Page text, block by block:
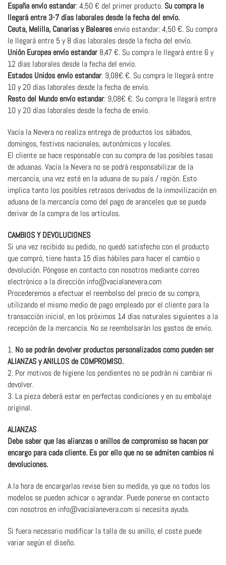
España envío estandar: 4,50 € del primer producto. Su compra le
llegará entre 3-7 días laborales desde la fecha del envío.
Ceuta, Melilla, Canarias y Baleares envío estandar: 4,50 €. Su compra
le llegará entre 5 y 8 días laborales desde la fecha del envío.
Unión Europea envío estandar 8,47 €. Su compra le llegará entre 6 y
12 días laborales desde la fecha del envío.
Estados Unidos envío estandar: 9,08€ €. Su compra le llegará entre
10 y 20 días laborales desde la fecha de envío.
Resto del Mundo envío estandar: 9,08€ €. Su compra le llegará entre
10 y 20 días laborales desde la fecha de envío.
Vacía la Nevera no realiza entrega de productos los sábados,
domingos, festivos nacionales, autonómicos y locales.
El cliente se hace responsable con su compra de las posibles tasas
de aduanas. Vacía la Nevera no se podrá responsabilizar de la
mercancía, una vez esté en la aduana de su país / región. Esto
implica tanto los posibles retrasos derivados de la inmovilización en
aduana de la mercancía como del pago de aranceles que se pueda
derivar de la compra de los artículos.
CAMBIOS Y DEVOLUCIONES
Si una vez recibido su pedido, no quedó satisfecho con el producto
que compró, tiene hasta 15 días hábiles para hacer el cambio o
devolución. Póngase en contacto con nosotros mediante correo
electrónico a la dirección info@vacialanevera.com
Procederemos a efectuar el reembolso del precio de su compra,
utilizando el mismo medio de pago empleado por el cliente para la
transacción inicial, en los próximos 14 días naturales siguientes a la
recepción de la mercancía. No se reembolsarán los gastos de envío.
1. No se podrán devolver productos personalizados como pueden ser
ALIANZAS y ANILLOS de COMPROMISO.
2. Por motivos de higiene los pendientes no se podrán ni cambiar ni
devolver.
3. La pieza deberá estar en perfectas condiciones y en su embalaje
original.
ALIANZAS
Debe saber que las alianzas o anillos de compromiso se hacen por
encargo para cada cliente. Es por ello que no se admiten cambios ni
devoluciones.
A la hora de encargarlas revise bien su medida, ya que no todos los
modelos se pueden achicar o agrandar. Puede ponerse en contacto
con nosotros en info@vacialanevera.com si necesita ayuda.
Si fuera necesario modificar la talla de su anillo, el coste puede
variar según el diseño.